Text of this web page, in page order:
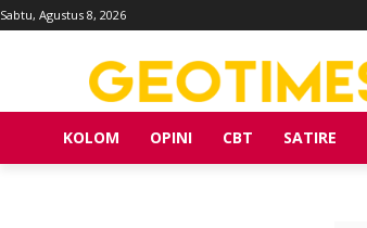
Sabtu, Agustus 8, 2026
KOLOM OPINI CBT SATIRE